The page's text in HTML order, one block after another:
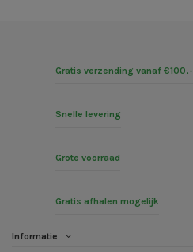
Gratis verzending vanaf €100,-
Snelle levering
Grote voorraad
Gratis afhalen mogelijk
Informatie